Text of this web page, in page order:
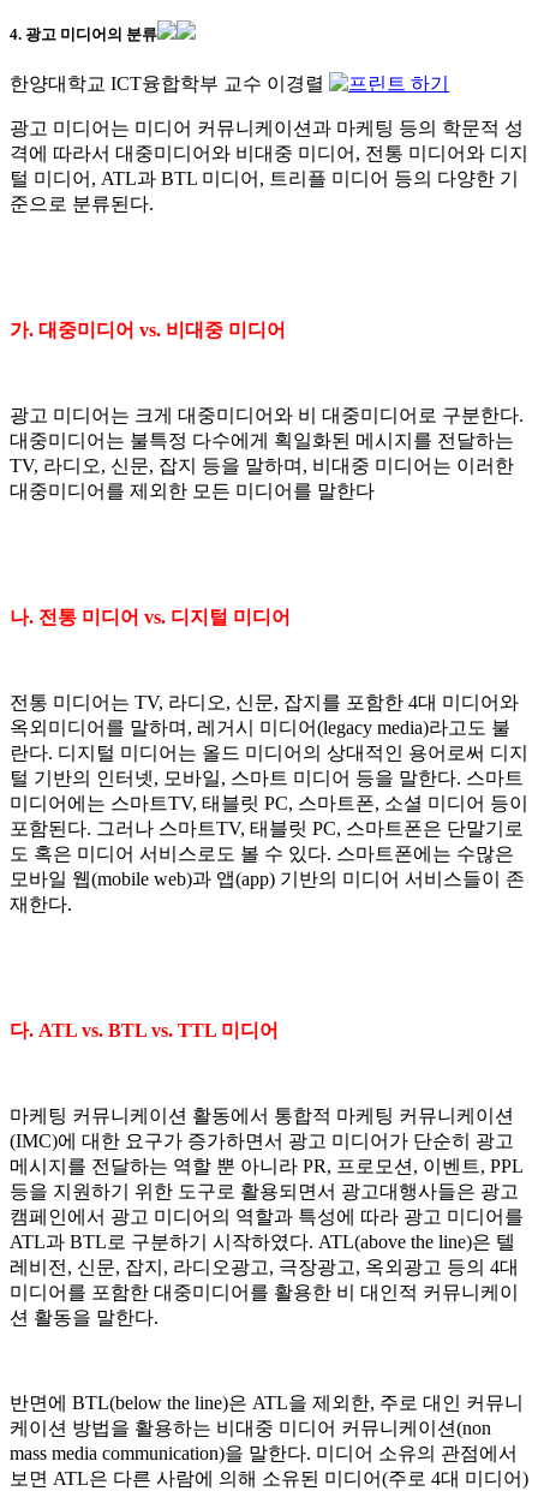
4. 광고 미디어의 분류
한양대학교 ICT융합학부 교수 이경렬
광고 미디어는 미디어 커뮤니케이션과 마케팅 등의 학문적 성
격에 따라서 대중미디어와 비대중 미디어, 전통 미디어와 디지
털 미디어, ATL과 BTL 미디어, 트리플 미디어 등의 다양한 기
준으로 분류된다.
가. 대중미디어 vs. 비대중 미디어
광고 미디어는 크게 대중미디어와 비 대중미디어로 구분한다.
대중미디어는 불특정 다수에게 획일화된 메시지를 전달하는
TV, 라디오, 신문, 잡지 등을 말하며, 비대중 미디어는 이러한
대중미디어를 제외한 모든 미디어를 말한다
나. 전통 미디어 vs. 디지털 미디어
전통 미디어는 TV, 라디오, 신문, 잡지를 포함한 4대 미디어와
옥외미디어를 말하며, 레거시 미디어(legacy media)라고도 불
란다. 디지털 미디어는 올드 미디어의 상대적인 용어로써 디지
털 기반의 인터넷, 모바일, 스마트 미디어 등을 말한다. 스마트
미디어에는 스마트TV, 태블릿 PC, 스마트폰, 소셜 미디어 등이
포함된다. 그러나 스마트TV, 태블릿 PC, 스마트폰은 단말기로
도 혹은 미디어 서비스로도 볼 수 있다. 스마트폰에는 수많은
모바일 웹(mobile web)과 앱(app) 기반의 미디어 서비스들이 존
재한다.
다. ATL vs. BTL vs. TTL 미디어
마케팅 커뮤니케이션 활동에서 통합적 마케팅 커뮤니케이션
(IMC)에 대한 요구가 증가하면서 광고 미디어가 단순히 광고
메시지를 전달하는 역할 뿐 아니라 PR, 프로모션, 이벤트, PPL
등을 지원하기 위한 도구로 활용되면서 광고대행사들은 광고
캠페인에서 광고 미디어의 역할과 특성에 따라 광고 미디어를
ATL과 BTL로 구분하기 시작하였다. ATL(above the line)은 텔
레비전, 신문, 잡지, 라디오광고, 극장광고, 옥외광고 등의 4대
미디어를 포함한 대중미디어를 활용한 비 대인적 커뮤니케이
션 활동을 말한다.
반면에 BTL(below the line)은 ATL을 제외한, 주로 대인 커뮤니
케이션 방법을 활용하는 비대중 미디어 커뮤니케이션(non
mass media communication)을 말한다. 미디어 소유의 관점에서
보면 ATL은 다른 사람에 의해 소유된 미디어(주로 4대 미디어)